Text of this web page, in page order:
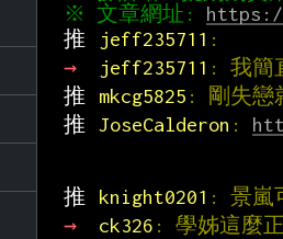
※ 文章網址: https://
推
jeff235711 :
→
jeff235711 : 我簡
推
mkcg5825 : 剛失戀
推 JoseCalderon :
推 knight0201 : 景嵐
→
ck326 : 學姊這麼